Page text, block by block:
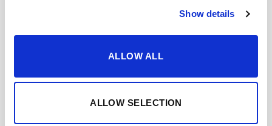
Show details
ALLOW ALL
ALLOW SELECTION